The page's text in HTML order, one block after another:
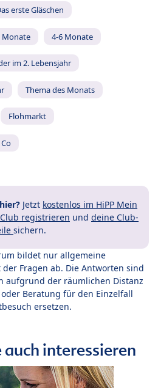
erste Gläschen
Monate 4-6 Monate
im 2. Lebensjahr
Thema des Monats
Flohmarkt
Jetzt kostenlos im HiPP Mein
registrieren und deine Club-
sichern.
bildet nur allgemeine
Fragen ab. Die Antworten sind
aufgrund der räumlichen Distanz
Beratung für den Einzelfall
ersetzen.
auch interessieren